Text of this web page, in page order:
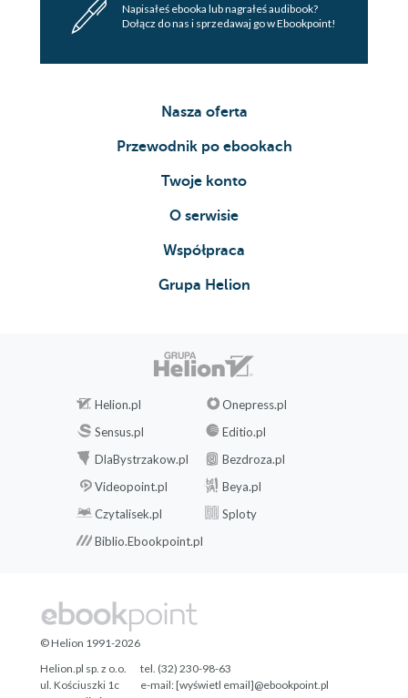
Napisałeś ebooka lub nagrałeś audibook?
Dołącz do nas i sprzedawaj go w Ebookpoint!
Nasza oferta
Przewodnik po ebookach
Twoje konto
O serwisie
Współpraca
Grupa Helion
Helion.pl
Onepress.pl
Sensus.pl
Editio.pl
DlaBystrzakow.pl
Bezdroza.pl
Videopoint.pl
Beya.pl
Czytalisek.pl
Sploty
Biblio.Ebookpoint.pl
© Helion 1991-2026
Helion.pl sp. z o.o.
ul. Kościuszki 1c
tel. (32) 230-98-63
e-mail:[wyświetl email]@ebookpoint.pl